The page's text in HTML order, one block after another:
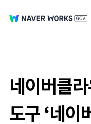
네이버클
도구 ‘네이